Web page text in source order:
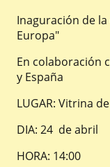
Inaguración de
Europa"
En colaboración
y España
LUGAR: Vitrina
DIA: 24 de abril
HORA: 14:00